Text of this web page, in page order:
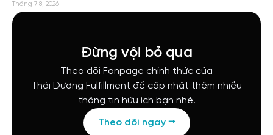
Tháng 7 8, 2026
Đừng vội bỏ qua
Theo dõi Fanpage chính thức của
Thái Dương Fulfillment để cập nhật thêm nhiều
thông tin hữu ích bạn nhé!
Theo dõi ngay ⭢